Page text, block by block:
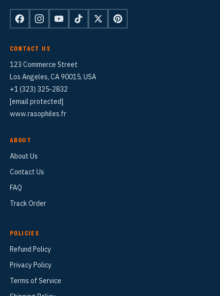
CONTACT US
123 Commerce Street
Los Angeles, CA 90015, USA
+1 (323) 325-2832
[email protected]
www.rasophiles.fr
ABOUT
About Us
Contact Us
FAQ
Track Order
POLICIES
Refund Policy
Privacy Policy
Terms of Service